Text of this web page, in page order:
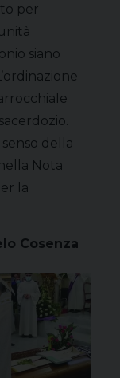
per
siano
della
Nota
la
Cosenza